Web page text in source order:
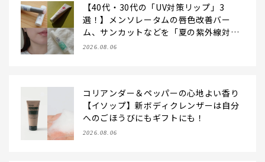
【40代・30代の「UV対策リップ」3
選！】メンソレータムの唇色改善バー
ム、サンカットなどを「夏の紫外線対
策」に愛用中です【LEE読者のイチ押し
2026.08.06
コリアンダー＆ペッパーの心地よい香り
【イソップ】新ボディクレンザーは自分
へのごほうびにもギフトにも！
2026.08.06